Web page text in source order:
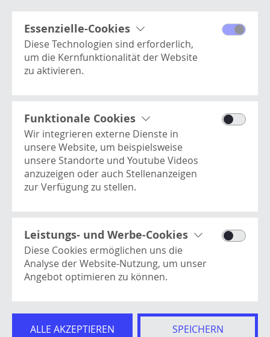
NEUER
ÜBERSICHT
ÄLTER
Essenzielle-Cookies
Diese Technologien sind erforderlich,
um die Kernfunktionalität der Website
zu aktivieren.
Dieses Cookie enthält
Basisinformationen zur Benutzer-
Session und ist essentiell für die
Website.
Funktionale Cookies
Wir integrieren externe Dienste in
unsere Website, um beispielsweise
unsere Standorte und Youtube Videos
anzuzeigen oder auch Stellenanzeigen
zur Verfügung zu stellen.
Dies ist ein Video-Player-Dienst. Es kann
vom Benutzer verwendet werden, um
Videos anzusehen, zu teilen, zu
kommentieren und hochzuladen.
Dient als Basis für die Anzeige unserer
Standorte.
Leistungs- und Werbe-Cookies
Diese Cookies ermöglichen uns die
Analyse der Website-Nutzung, um unser
Angebot optimieren zu können.
Google Ads
Erlaubt die Leistung von
ALLE AKZEPTIEREN SPEICHERN
Newsletter
Impressum
Datenschutz
Hinweisgeberschutzgesetz
Cookies